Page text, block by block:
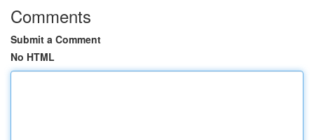
Comments
Submit a Comment
No HTML